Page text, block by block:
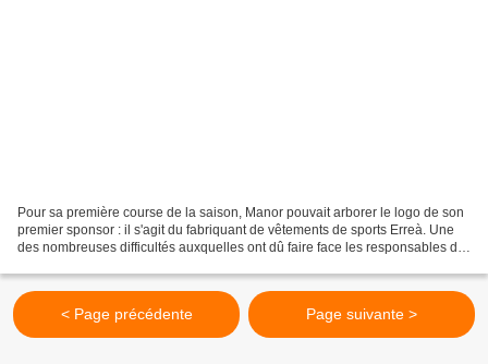
Pour sa première course de la saison, Manor pouvait arborer le logo de son
premier sponsor : il s'agit du fabriquant de vêtements de sports Erreà. Une
des nombreuses difficultés auxquelles ont dû faire face les responsables de
< Page précédente Page suivante >